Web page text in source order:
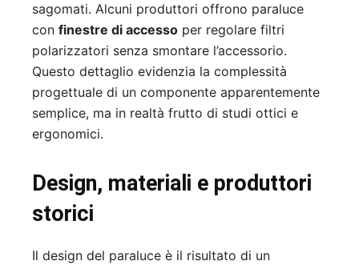
sagomati. Alcuni produttori offrono paraluce
con finestre di accesso per regolare filtri
polarizzatori senza smontare l’accessorio.
Questo dettaglio evidenzia la complessità
progettuale di un componente apparentemente
semplice, ma in realtà frutto di studi ottici e
ergonomici.
Design, materiali e produttori
storici
Il design del paraluce è il risultato di un